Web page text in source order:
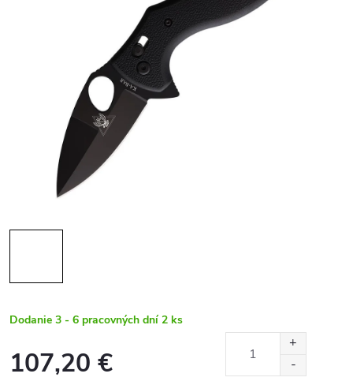
Dodanie 3 - 6 pracovných dní 2 ks
107,20 €